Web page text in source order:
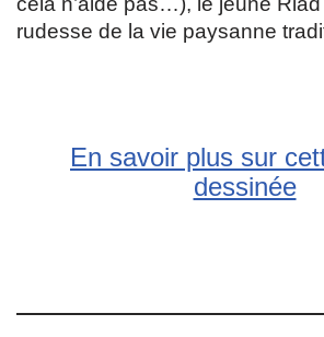
rudesse de la vie paysanne
En savoir plus sur
dessinée